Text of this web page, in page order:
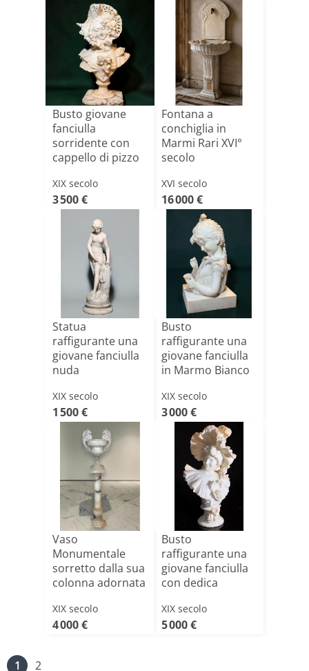
Busto giovane
fanciulla
sorridente con
cappello di pizzo
XIX secolo
3 500 €
Fontana a
conchiglia in
Marmi Rari XVI°
secolo
XVI secolo
16 000 €
Statua
raffigurante una
giovane fanciulla
nuda
XIX secolo
1 500 €
Busto
raffigurante una
giovane fanciulla
in Marmo Bianco
XIX secolo
3 000 €
Vaso
Monumentale
sorretto dalla sua
colonna adornata
XIX secolo
4 000 €
Busto
raffigurante una
giovane fanciulla
con dedica
XIX secolo
5 000 €
1 2